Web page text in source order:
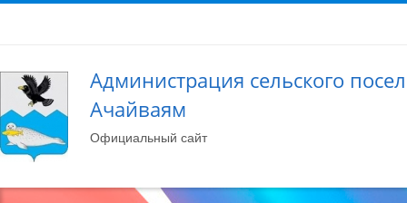
Администрация сельского
Ачайваям
Официальный сайт